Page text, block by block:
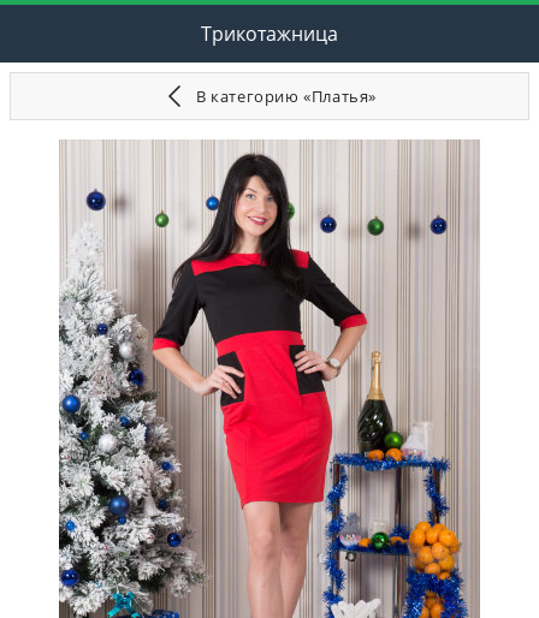
Трикотажница
В категорию «Платья»